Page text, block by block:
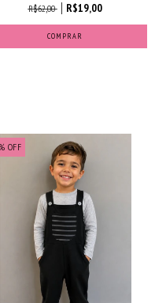
R$62,00
R$19,00
COMPRAR
% OFF